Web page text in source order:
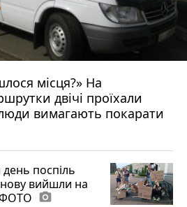
місця?» На
двічі проїхали
вимагають покарати
поспіль
вийшли на
ФОТО photo_camera